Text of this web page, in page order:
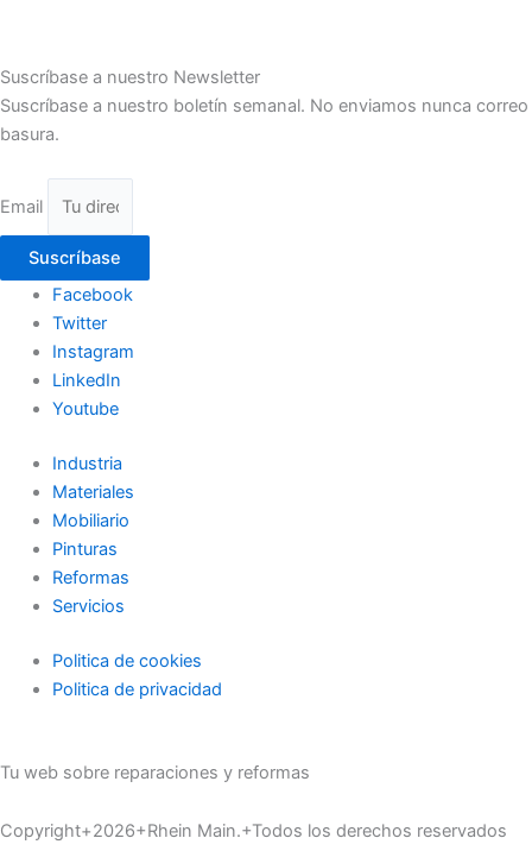
Suscríbase a nuestro Newsletter
Suscríbase a nuestro boletín semanal. No enviamos nunca correo
basura.
Email
Suscríbase
Facebook
Twitter
Instagram
LinkedIn
Youtube
Industria
Materiales
Mobiliario
Pinturas
Reformas
Servicios
Politica de cookies
Politica de privacidad
Tu web sobre reparaciones y reformas
Copyright+2026+Rhein Main.+Todos los derechos reservados